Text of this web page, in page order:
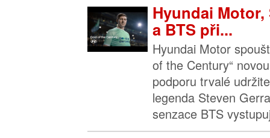
Hyundai
a BTS při...
Hyundai Motor
of the Century“
podporu trvalé
legenda Steven
senzace BTS